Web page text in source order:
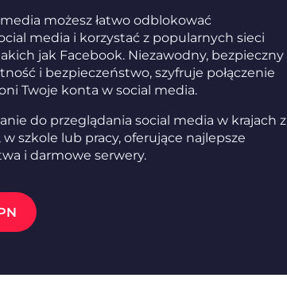
możesz łatwo odblokować
media i korzystać z popularnych sieci
jak Facebook. Niezawodny, bezpieczny
i bezpieczeństwo, szyfruje połączenie
Twoje konta w social media.
do przeglądania social media w krajach z
szkole lub pracy, oferujące najlepsze
i darmowe serwery.